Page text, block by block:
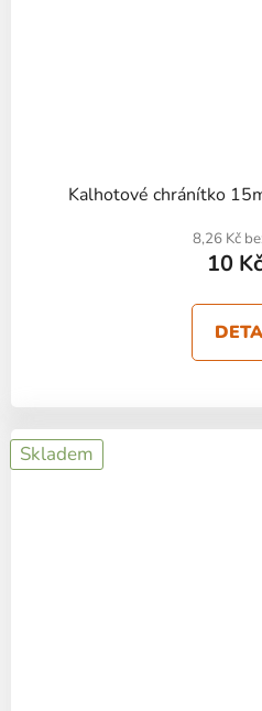
Kalhotové chránítko
8,26 Kč
10 Kč
Skladem